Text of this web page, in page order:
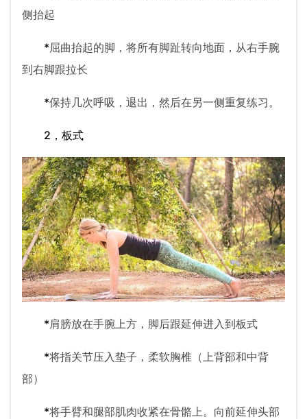
侧抬起
*屈曲抬起的脚，将所有脚趾转向地面，从右手腕
到右脚跟拉长
*保持几次呼吸，退出，然后在另一侧重复练习。
2，板式
*肩膀放在手腕上方，脚后跟延伸进入到板式
*将指关节压入垫子，柔软胸椎（上背部和中背
部）
*将手臂和腿部肌肉收紧在骨骼上。向前延伸头部